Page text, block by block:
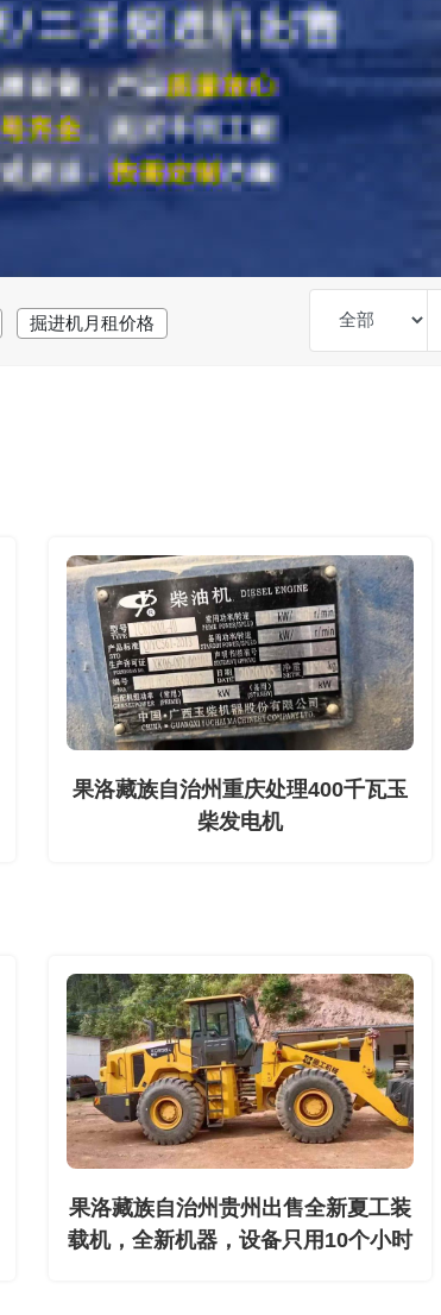
掘进机月租价格
果洛藏族自治州重庆处理400千瓦玉
柴发电机
果洛藏族自治州贵州出售全新夏工装
载机，全新机器，设备只用10个小时